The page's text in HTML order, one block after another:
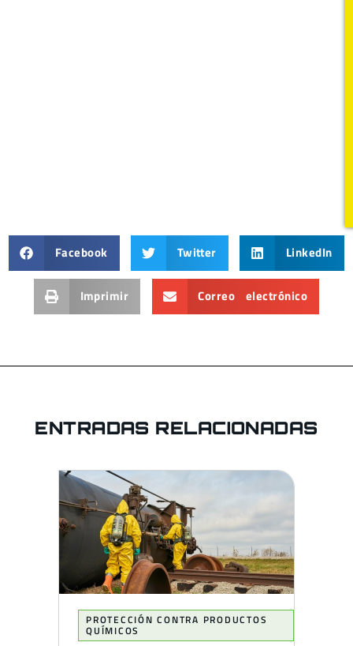
Facebook Twitter LinkedIn
Imprimir Correo electrónico
ENTRADAS RELACIONADAS
PROTECCIÓN CONTRA PRODUCTOS
QUÍMICOS